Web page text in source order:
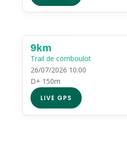
9km
Trail de comboulot
26/07/2026 10:00
D+ 150m
LIVE GPS